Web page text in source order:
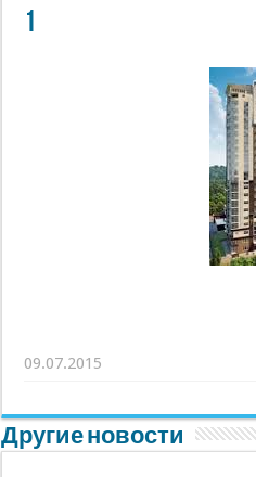
1
09.07.2015
Другие новости